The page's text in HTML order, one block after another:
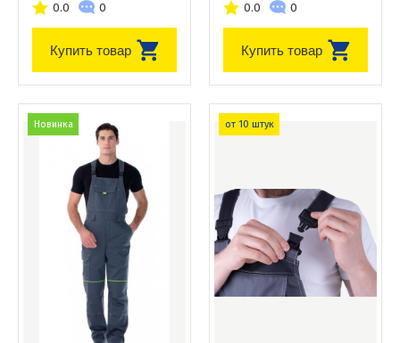
0.0 0
Купить товар
0.0 0
Купить товар
Новинка от 10 штук